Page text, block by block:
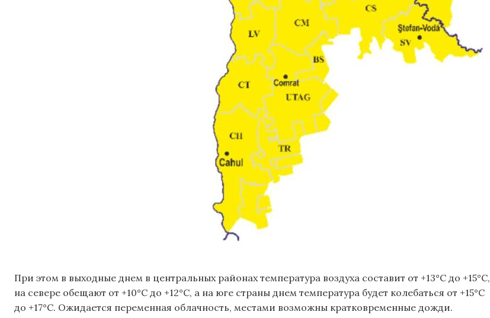
При этом в выходные днем в центральных районах температура воздуха составит от +13°C до +15°C,
на севере обещают от +10°C до +12°C, а на юге страны днем температура будет колебаться от +15°C
до +17°C. Ожидается переменная облачность, местами возможны кратковременные дожди.